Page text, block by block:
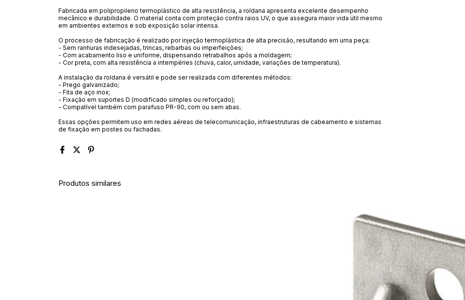
Fabricada em polipropileno termoplástico de alta resistência, a roldana apresenta excelente desempenho
mecânico e durabilidade. O material conta com proteção contra raios UV, o que assegura maior vida útil mesmo
em ambientes externos e sob exposição solar intensa.
O processo de fabricação é realizado por injeção termoplástica de alta precisão, resultando em uma peça:
- Sem ranhuras indesejadas, trincas, rebarbas ou imperfeições;
- Com acabamento liso e uniforme, dispensando retrabalhos após a moldagem;
- Cor preta, com alta resistência a intempéries (chuva, calor, umidade, variações de temperatura).
A instalação da roldana é versátil e pode ser realizada com diferentes métodos:
- Prego galvanizado;
- Fita de aço inox;
- Fixação em suportes D (modificado simples ou reforçado);
- Compatível também com parafuso PR-90, com ou sem abas.
Essas opções permitem uso em redes aéreas de telecomunicação, infraestruturas de cabeamento e sistemas
de fixação em postes ou fachadas.
Produtos similares